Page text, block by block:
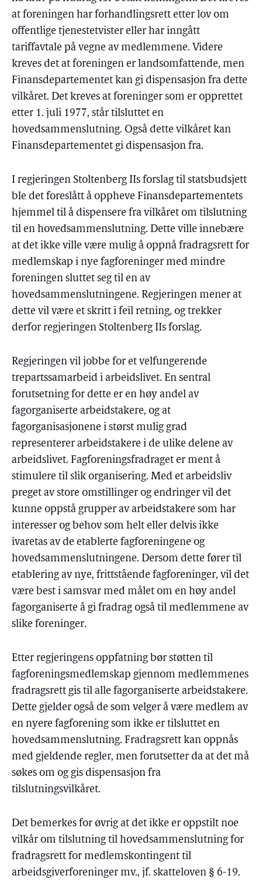
at foreningen har forhandlingsrett etter lov om
offentlige tjenestetvister eller har inngått
tariffavtale på vegne av medlemmene. Videre
kreves det at foreningen er landsomfattende, men
Finansdepartementet kan gi dispensasjon fra dette
vilkåret. Det kreves at foreninger som er opprettet
etter 1. juli 1977, står tilsluttet en
hovedsammenslutning. Også dette vilkåret kan
Finansdepartementet gi dispensasjon fra.
I regjeringen Stoltenberg IIs forslag til statsbudsjett
ble det foreslått å oppheve Finansdepartementets
hjemmel til å dispensere fra vilkåret om tilslutning
til en hovedsammenslutning. Dette ville innebære
at det ikke ville være mulig å oppnå fradragsrett for
medlemskap i nye fagforeninger med mindre
foreningen sluttet seg til en av
hovedsammenslutningene. Regjeringen mener at
dette vil være et skritt i feil retning, og trekker
derfor regjeringen Stoltenberg IIs forslag.
Regjeringen vil jobbe for et velfungerende
trepartssamarbeid i arbeidslivet. En sentral
forutsetning for dette er en høy andel av
fagorganiserte arbeidstakere, og at
fagorganisasjonene i størst mulig grad
representerer arbeidstakere i de ulike delene av
arbeidslivet. Fagforeningsfradraget er ment å
stimulere til slik organisering. Med et arbeidsliv
preget av store omstillinger og endringer vil det
kunne oppstå grupper av arbeidstakere som har
interesser og behov som helt eller delvis ikke
ivaretas av de etablerte fagforeningene og
hovedsammenslutningene. Dersom dette fører til
etablering av nye, frittstående fagforeninger, vil det
være best i samsvar med målet om en høy andel
fagorganiserte å gi fradrag også til medlemmene av
slike foreninger.
Etter regjeringens oppfatning bør støtten til
fagforeningsmedlemskap gjennom medlemmenes
fradragsrett gis til alle fagorganiserte arbeidstakere.
Dette gjelder også de som velger å være medlem av
en nyere fagforening som ikke er tilsluttet en
hovedsammenslutning. Fradragsrett kan oppnås
med gjeldende regler, men forutsetter da at det må
søkes om og gis dispensasjon fra
tilslutningsvilkåret.
Det bemerkes for øvrig at det ikke er oppstilt noe
vilkår om tilslutning til hovedsammenslutning for
fradragsrett for medlemskontingent til
arbeidsgiverforeninger mv., jf. skatteloven § 6-19.